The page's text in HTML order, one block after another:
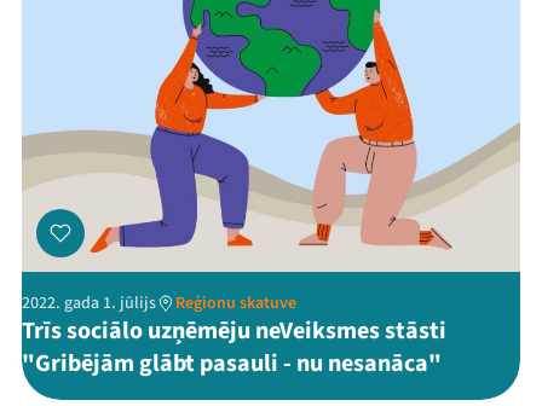
Mana programma
Festivāls
Programma
Arhīvs
Viņi bija LAMPĀ 2026
2022. gada 1. jūlijs Reģionu skatuve
Trīs sociālo uzņēmēju neVeiksmes stāsti
"Gribējām glābt pasauli - nu nesanāca"